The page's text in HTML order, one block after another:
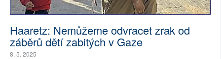
Haaretz: Nemůžeme odvracet zrak od
záběrů dětí zabitých v Gaze
8. 5. 2025